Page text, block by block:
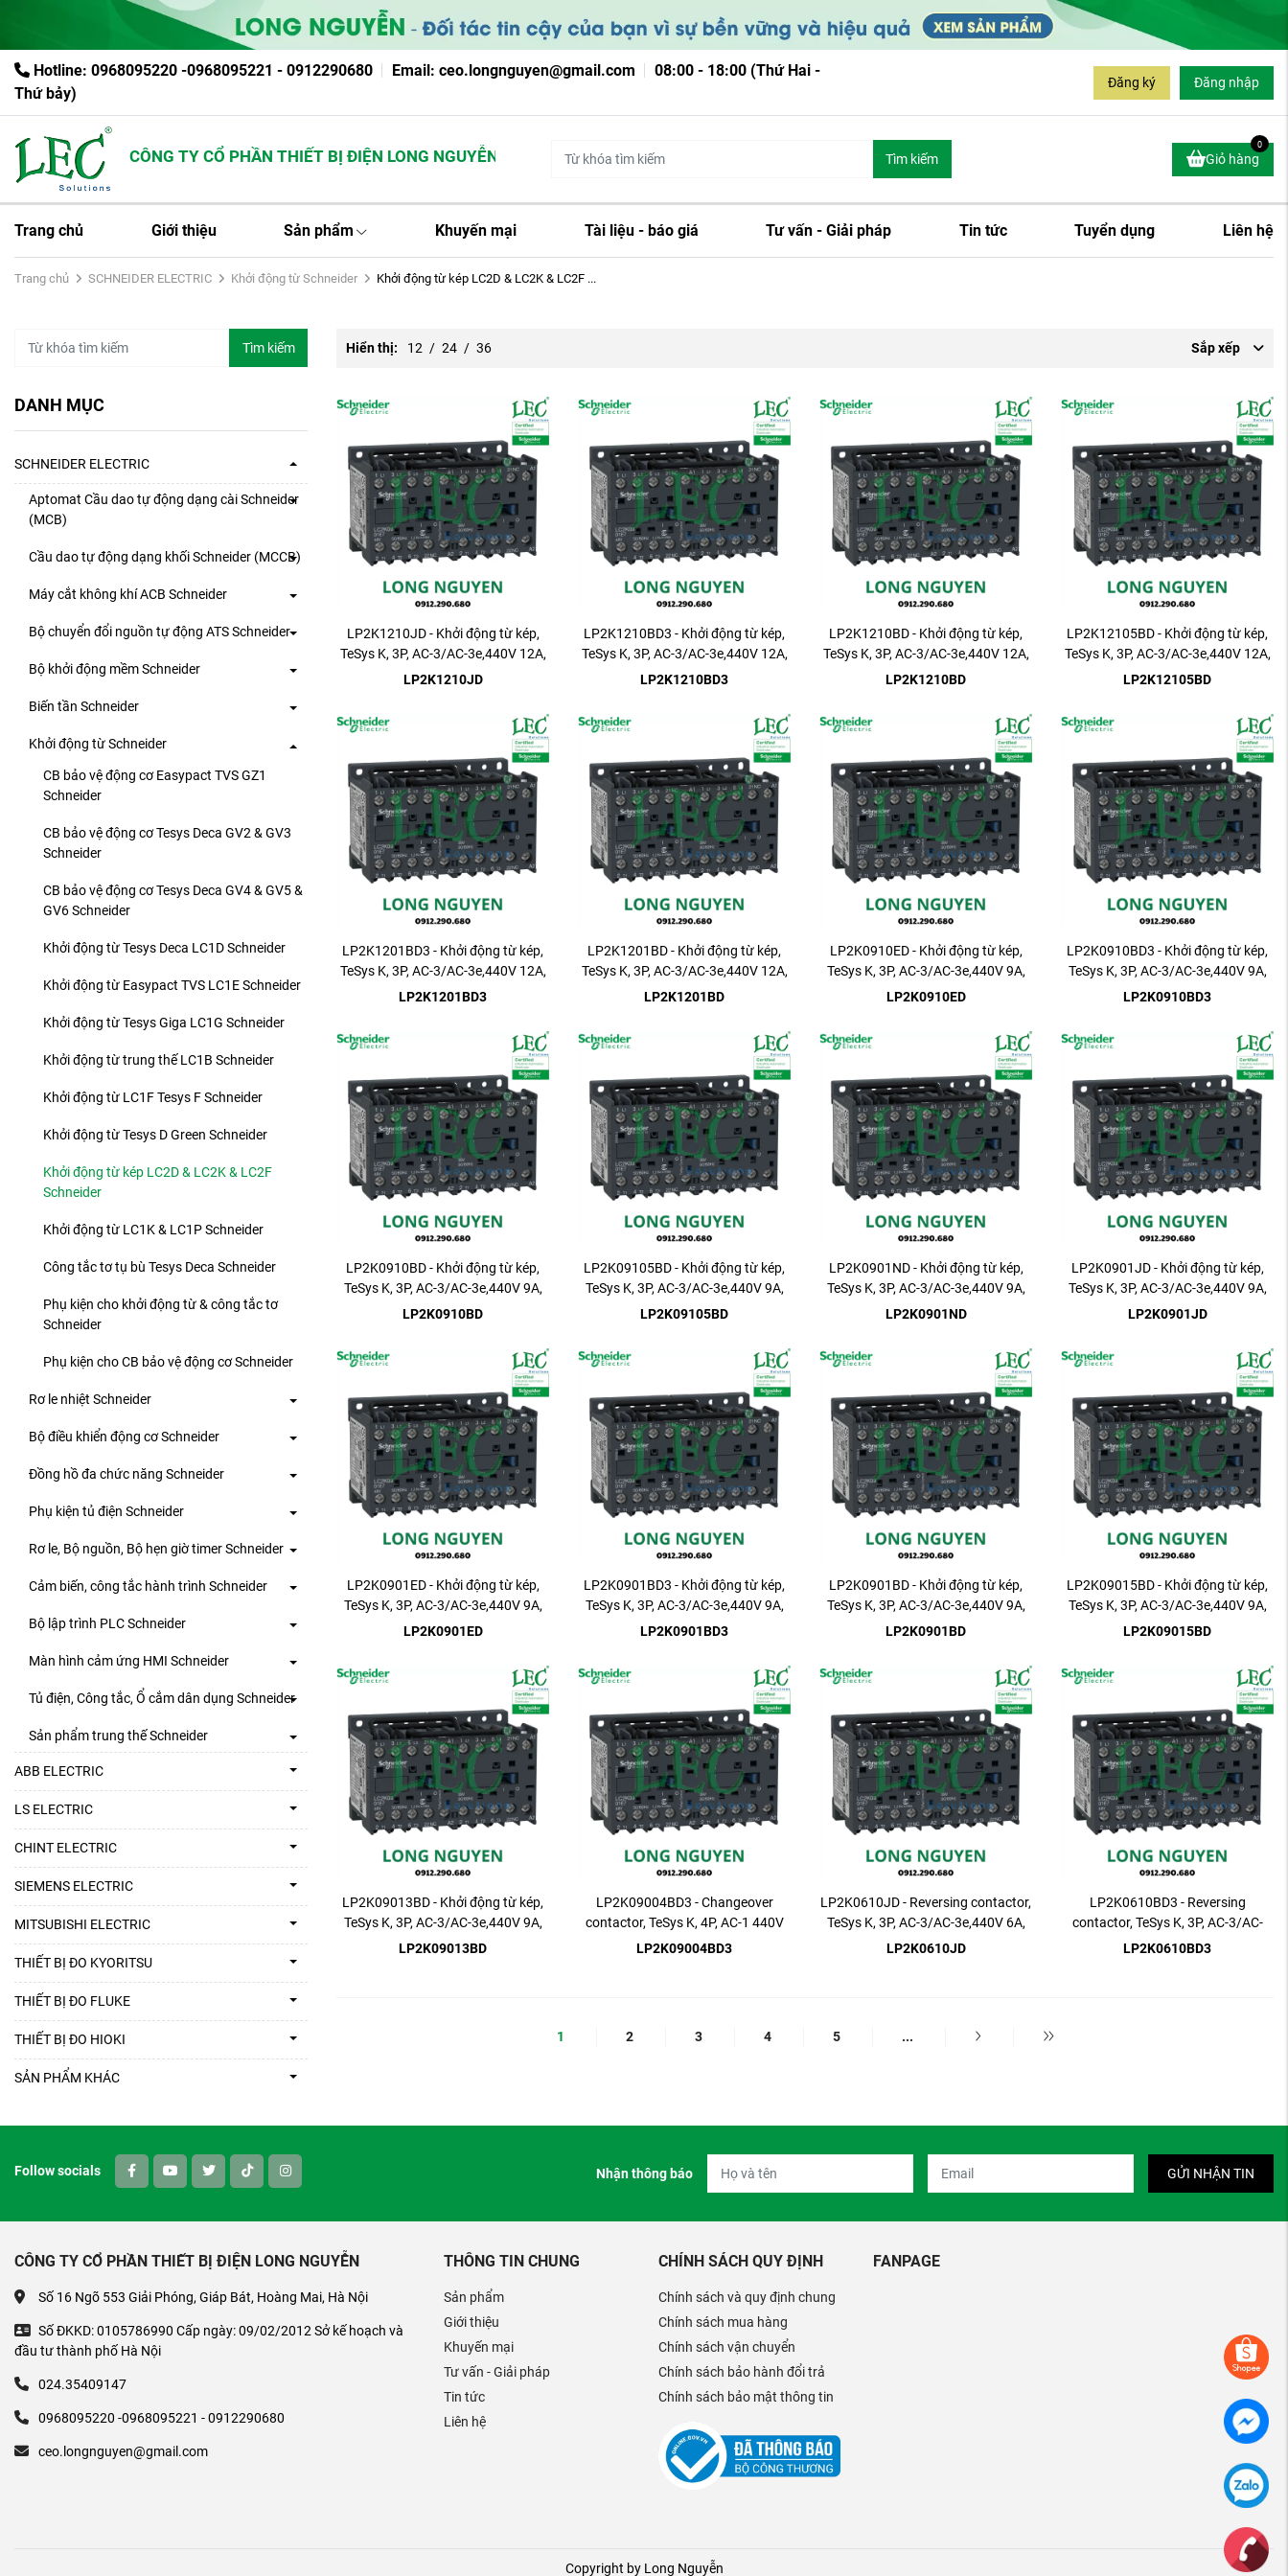
Hotline: 0968095220 -0968095221 - 0912290680 Email: ceo.longnguyen@gmail.com
08:00 - 18:00 (Thứ Hai -
Thứ bảy)
Đăng ký Đăng nhập
CÔNG TY CỔ PHẦN THIẾT BỊ ĐIỆN LONG NGUYỄN Tìm kiếm Giỏ hàng
0
Trang chủ Giới thiệu Sản phẩm Khuyến mại Tài liệu - báo giá Tư vấn - Giải pháp Tin tức Tuyển dụng Liên hệ
Trang chủ SCHNEIDER ELECTRIC Khởi động từ Schneider Khởi động từ kép LC2D & LC2K & LC2F ...
Tìm kiếm
DANH MỤC
SCHNEIDER ELECTRIC
Aptomat Cầu dao tự động dạng cài Schneider
(MCB)
Cầu dao tự động dạng khối Schneider (MCCB)
Máy cắt không khí ACB Schneider
Bộ chuyển đổi nguồn tự động ATS Schneider
Bộ khởi động mềm Schneider
Biến tần Schneider
Khởi động từ Schneider
CB bảo vệ động cơ Easypact TVS GZ1
Schneider
CB bảo vệ động cơ Tesys Deca GV2 & GV3
Schneider
CB bảo vệ động cơ Tesys Deca GV4 & GV5 &
GV6 Schneider
Khởi động từ Tesys Deca LC1D Schneider
Khởi động từ Easypact TVS LC1E Schneider
Khởi động từ Tesys Giga LC1G Schneider
Khởi động từ trung thế LC1B Schneider
Khởi động từ LC1F Tesys F Schneider
Khởi động từ Tesys D Green Schneider
Khởi động từ kép LC2D & LC2K & LC2F
Schneider
Khởi động từ LC1K & LC1P Schneider
Công tắc tơ tụ bù Tesys Deca Schneider
Phụ kiện cho khởi động từ & công tắc tơ
Schneider
Phụ kiện cho CB bảo vệ động cơ Schneider
Rơ le nhiệt Schneider
Bộ điều khiển động cơ Schneider
Đồng hồ đa chức năng Schneider
Phụ kiện tủ điện Schneider
Rơ le, Bộ nguồn, Bộ hẹn giờ timer Schneider
Cảm biến, công tắc hành trình Schneider
Bộ lập trình PLC Schneider
Màn hình cảm ứng HMI Schneider
Tủ điện, Công tắc, Ổ cắm dân dụng Schneider
Sản phẩm trung thế Schneider
ABB ELECTRIC
LS ELECTRIC
CHINT ELECTRIC
SIEMENS ELECTRIC
MITSUBISHI ELECTRIC
THIẾT BỊ ĐO KYORITSU
THIẾT BỊ ĐO FLUKE
THIẾT BỊ ĐO HIOKI
SẢN PHẨM KHÁC
Hiển thị: 12 / 24 / 36 Sắp xếp
LP2K1210JD - Khởi động từ kép,
TeSys K, 3P, AC-3/AC-3e,440V 12A,
1NO
LP2K1210JD
LP2K1210BD3 - Khởi động từ kép,
TeSys K, 3P, AC-3/AC-3e,440V 12A,
1NO
LP2K1210BD3
LP2K1210BD - Khởi động từ kép,
TeSys K, 3P, AC-3/AC-3e,440V 12A,
1NO
LP2K1210BD
LP2K12105BD - Khởi động từ kép,
TeSys K, 3P, AC-3/AC-3e,440V 12A,
1NO
LP2K12105BD
LP2K1201BD3 - Khởi động từ kép,
TeSys K, 3P, AC-3/AC-3e,440V 12A,
1NC
LP2K1201BD3
LP2K1201BD - Khởi động từ kép,
TeSys K, 3P, AC-3/AC-3e,440V 12A,
1NC
LP2K1201BD
LP2K0910ED - Khởi động từ kép,
TeSys K, 3P, AC-3/AC-3e,440V 9A,
1NO
LP2K0910ED
LP2K0910BD3 - Khởi động từ kép,
TeSys K, 3P, AC-3/AC-3e,440V 9A,
1NO
LP2K0910BD3
LP2K0910BD - Khởi động từ kép,
TeSys K, 3P, AC-3/AC-3e,440V 9A,
1NO
LP2K0910BD
LP2K09105BD - Khởi động từ kép,
TeSys K, 3P, AC-3/AC-3e,440V 9A,
1NO
LP2K09105BD
LP2K0901ND - Khởi động từ kép,
TeSys K, 3P, AC-3/AC-3e,440V 9A,
1NC
LP2K0901ND
LP2K0901JD - Khởi động từ kép,
TeSys K, 3P, AC-3/AC-3e,440V 9A,
1NC
LP2K0901JD
LP2K0901ED - Khởi động từ kép,
TeSys K, 3P, AC-3/AC-3e,440V 9A,
1NC
LP2K0901ED
LP2K0901BD3 - Khởi động từ kép,
TeSys K, 3P, AC-3/AC-3e,440V 9A,
1NC
LP2K0901BD3
LP2K0901BD - Khởi động từ kép,
TeSys K, 3P, AC-3/AC-3e,440V 9A,
1NC
LP2K0901BD
LP2K09015BD - Khởi động từ kép,
TeSys K, 3P, AC-3/AC-3e,440V 9A,
1NC
LP2K09015BD
LP2K09013BD - Khởi động từ kép,
TeSys K, 3P, AC-3/AC-3e,440V 9A,
1NC
LP2K09013BD
LP2K09004BD3 - Changeover
contactor, TeSys K, 4P, AC-1 440V
20A
LP2K09004BD3
LP2K0610JD - Reversing contactor,
TeSys K, 3P, AC-3/AC-3e,440V 6A,
1NO
LP2K0610JD
LP2K0610BD3 - Reversing
contactor, TeSys K, 3P, AC-3/AC-
3e,440V 6A, 1NO
LP2K0610BD3
1 2 3 4 5 ...
Follow socials Nhận thông báo GỬI NHẬN TIN
CÔNG TY CỔ PHẦN THIẾT BỊ ĐIỆN LONG NGUYỄN
Số 16 Ngõ 553 Giải Phóng, Giáp Bát, Hoàng Mai, Hà Nội
Số ĐKKD: 0105786990 Cấp ngày: 09/02/2012 Sở kế hoạch và
đầu tư thành phố Hà Nội
024.35409147
0968095220 -0968095221 - 0912290680
ceo.longnguyen@gmail.com
THÔNG TIN CHUNG
Sản phẩm
Giới thiệu
Khuyến mại
Tư vấn - Giải pháp
Tin tức
Liên hệ
CHÍNH SÁCH QUY ĐỊNH
Chính sách và quy định chung
Chính sách mua hàng
Chính sách vận chuyển
Chính sách bảo hành đổi trả
Chính sách bảo mật thông tin
FANPAGE
Copyright by Long Nguyễn